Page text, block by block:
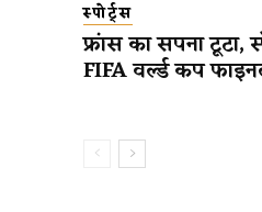
स्पोर्ट्स
फ्रांस का सपना टूटा,
FIFA वर्ल्ड कप